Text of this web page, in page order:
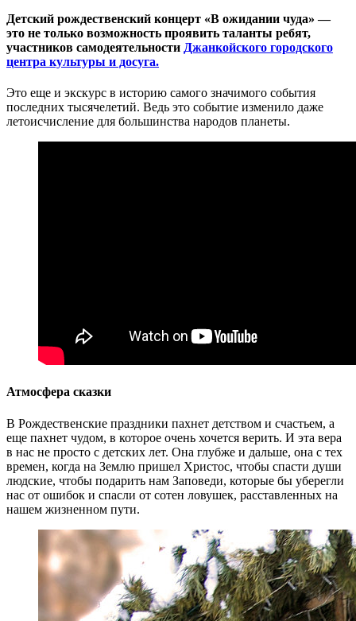
Детский рождественский концерт «В ожидании чуда» —
это не только возможность проявить таланты ребят,
участников самодеятельности Джанкойского городского
центра культуры и досуга.
Это еще и экскурс в историю самого значимого события
последних тысячелетий. Ведь это событие изменило даже
летоисчисление для большинства народов планеты.
Атмосфера сказки
В Рождественские праздники пахнет детством и счастьем, а
еще пахнет чудом, в которое очень хочется верить. И эта вера
в нас не просто с детских лет. Она глубже и дальше, она с тех
времен, когда на Землю пришел Христос, чтобы спасти души
людские, чтобы подарить нам Заповеди, которые бы уберегли
нас от ошибок и спасли от сотен ловушек, расставленных на
нашем жизненном пути.